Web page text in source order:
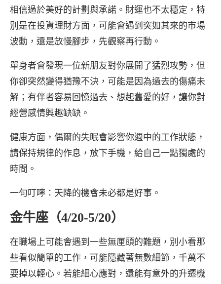
相信過於美好的計劃與承諾。財運也不太穩定，特
別是在投資理財方面，可能會遇到突如其來的市場
波動，還是放慢腳步，先觀察再行動。
單身者會發現一位新朋友對你展開了猛烈攻勢，但
你卻突然變得猶豫不決，可能是因為過去的傷痛未
解；有伴者容易回憶過去、想起舊愛的好，讓你對
經營感情興趣缺缺。
健康方面，偶爾的失眠會影響你週中的工作狀態，
請保持規律的作息，放下手機，給自己一點獨處的
時間。
一句叮嚀：天降的機會未必都是好事。
金牛座（4/20-5/20）
在職場上可能會遇到一些無厘頭的難題，別小看那
些看似簡單的工作，可能隱藏著無數細節，千萬不
要掉以輕心。若能細心應對，還能有意外的升遷機